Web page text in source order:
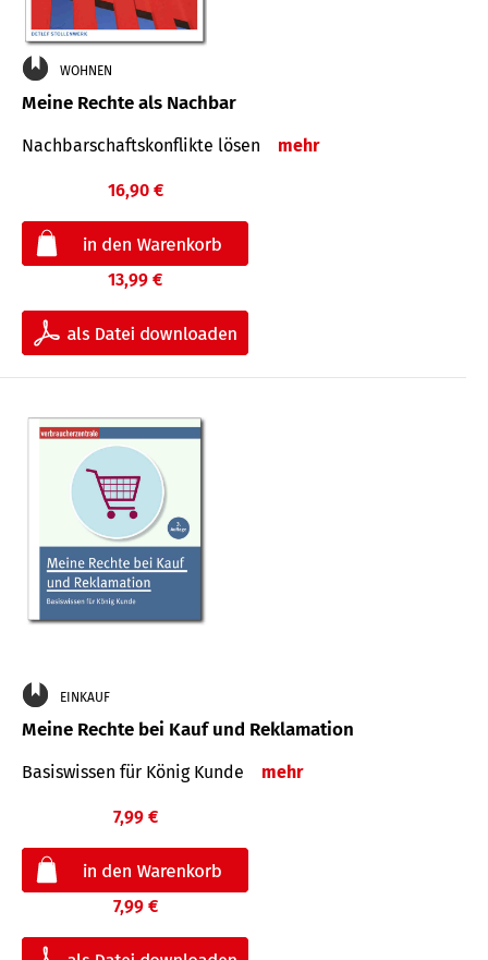
WOHNEN
Meine Rechte als Nachbar
Nach­bar­schafts­konflikte lösen mehr
16,90 €
13,99 €
EINKAUF
Meine Rechte bei Kauf und Reklamation
Basiswissen für König Kunde mehr
7,99 €
7,99 €